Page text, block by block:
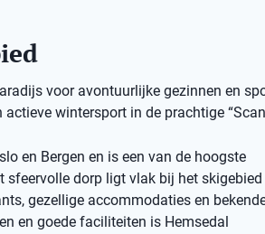
voor avontuurlijke gezinnen en
wintersport in de prachtige
en Bergen en is een van de hoogste
sfeervolle dorp ligt vlak bij het skigebied
gezellige accommodaties en
en goede faciliteiten is Hemsedal